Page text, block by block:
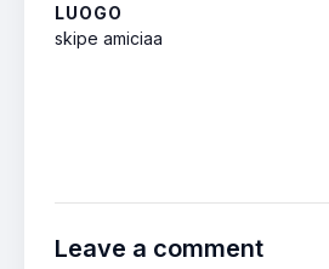
LUOGO
skipe amiciaa
Leave a comment